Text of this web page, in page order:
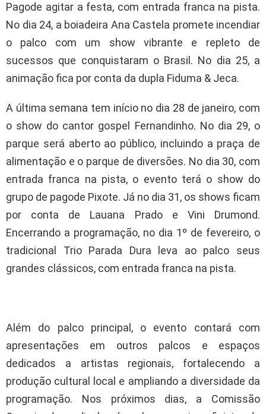
Pagode agitar a festa, com entrada franca na pista.
No dia 24, a boiadeira Ana Castela promete incendiar
o palco com um show vibrante e repleto de
sucessos que conquistaram o Brasil. No dia 25, a
animação fica por conta da dupla Fiduma & Jeca.
A última semana tem início no dia 28 de janeiro, com
o show do cantor gospel Fernandinho. No dia 29, o
parque será aberto ao público, incluindo a praça de
alimentação e o parque de diversões. No dia 30, com
entrada franca na pista, o evento terá o show do
grupo de pagode Pixote. Já no dia 31, os shows ficam
por conta de Lauana Prado e Vini Drumond.
Encerrando a programação, no dia 1º de fevereiro, o
tradicional Trio Parada Dura leva ao palco seus
grandes clássicos, com entrada franca na pista.
Além do palco principal, o evento contará com
apresentações em outros palcos e espaços
dedicados a artistas regionais, fortalecendo a
produção cultural local e ampliando a diversidade da
programação. Nos próximos dias, a Comissão